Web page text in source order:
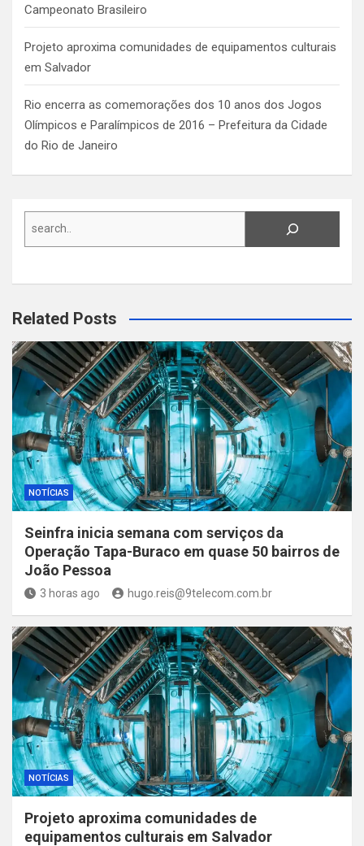
Campeonato Brasileiro
Projeto aproxima comunidades de equipamentos culturais
em Salvador
Rio encerra as comemorações dos 10 anos dos Jogos
Olímpicos e Paralímpicos de 2016 – Prefeitura da Cidade
do Rio de Janeiro
Search
Related Posts
NOTÍCIAS
Seinfra inicia semana com serviços da
Operação Tapa-Buraco em quase 50 bairros de
João Pessoa
3 horas ago hugo.reis@9telecom.com.br
NOTÍCIAS
Projeto aproxima comunidades de
equipamentos culturais em Salvador